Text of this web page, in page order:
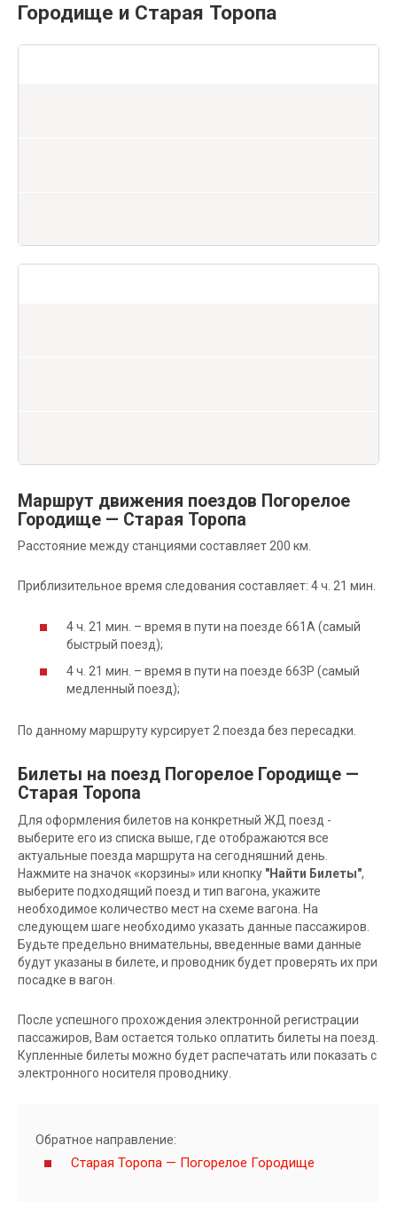
Городище и Старая Торопа
Маршрут движения поездов Погорелое
Городище — Старая Торопа
Расстояние между станциями составляет 200 км.
Приблизительное время следования составляет: 4 ч. 21 мин.
4 ч. 21 мин. – время в пути на поезде 661А (самый
быстрый поезд);
4 ч. 21 мин. – время в пути на поезде 663Р (самый
медленный поезд);
По данному маршруту курсирует 2 поезда без пересадки.
Билеты на поезд Погорелое Городище —
Старая Торопа
Для оформления билетов на конкретный ЖД поезд -
выберите его из списка выше, где отображаются все
актуальные поезда маршрута на сегодняшний день.
Нажмите на значок «корзины» или кнопку "Найти Билеты",
выберите подходящий поезд и тип вагона, укажите
необходимое количество мест на схеме вагона. На
следующем шаге необходимо указать данные пассажиров.
Будьте предельно внимательны, введенные вами данные
будут указаны в билете, и проводник будет проверять их при
посадке в вагон.
После успешного прохождения электронной регистрации
пассажиров, Вам остается только оплатить билеты на поезд.
Купленные билеты можно будет распечатать или показать с
электронного носителя проводнику.
Обратное направление:
Старая Торопа — Погорелое Городище